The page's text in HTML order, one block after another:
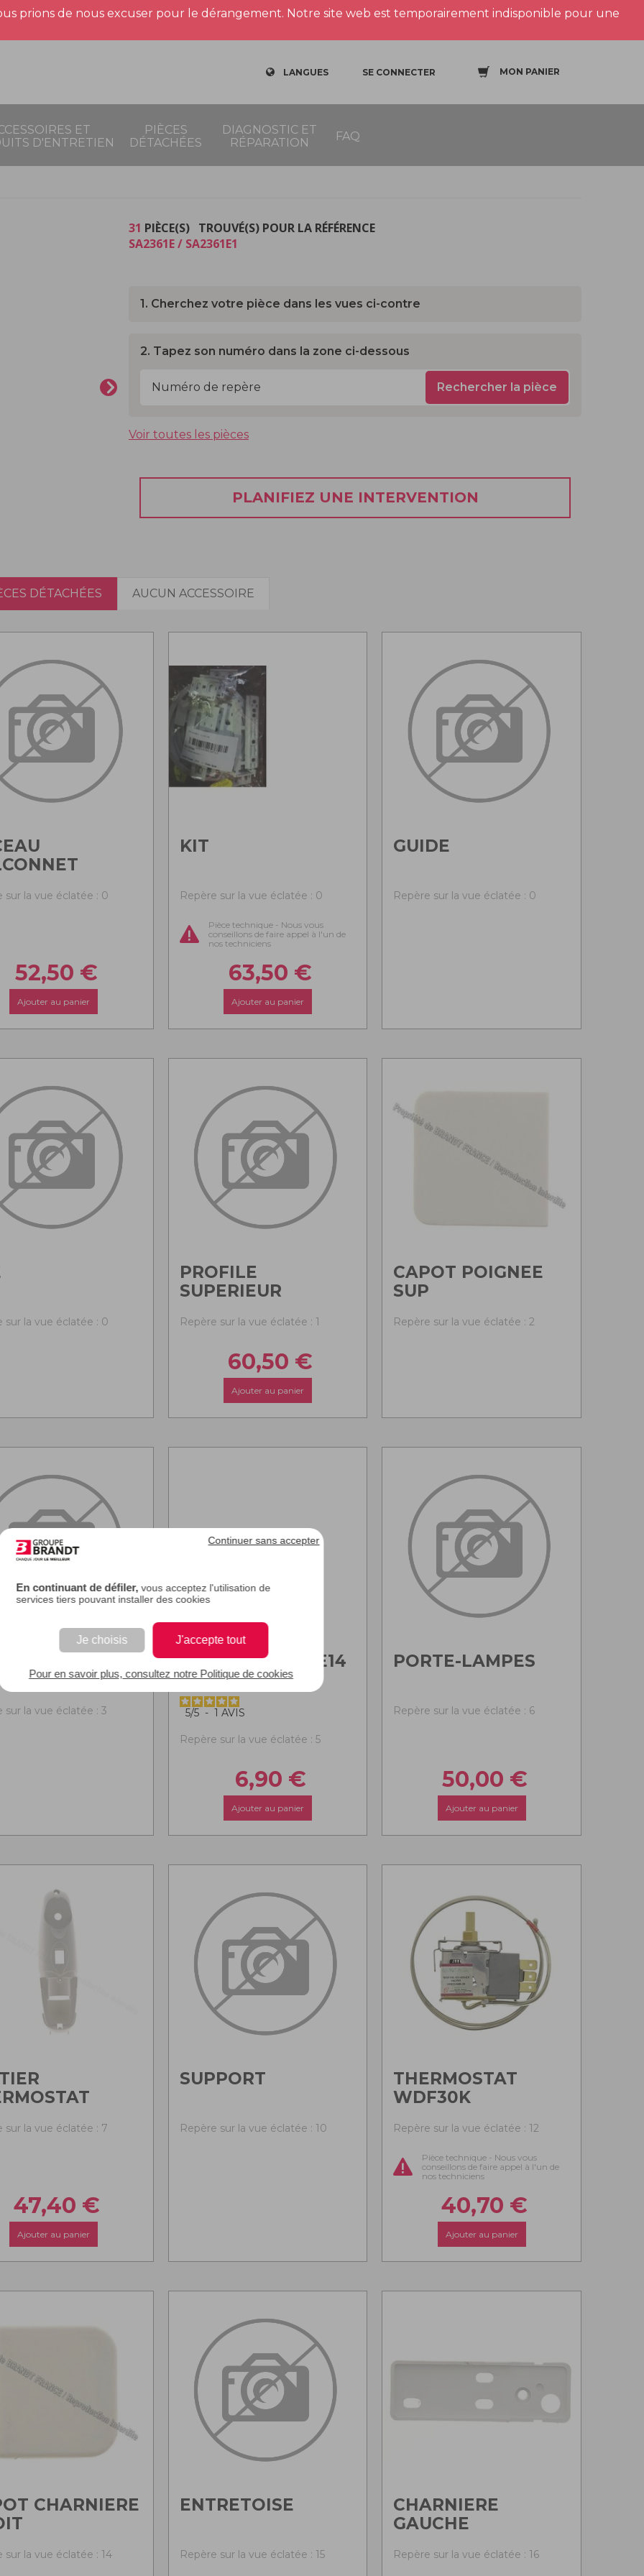
En continuant de défiler, vous acceptez l'utilisation de
services tiers pouvant installer des cookies
Je choisis J'accepte tout
Continuer sans accepter
Pour en savoir plus, consultez notre Politique de cookies
prions de nous excuser pour le dérangement. Notre site web est temporairement indisponible pour une
LANGUES SE CONNECTER MON PANIER
ET
D'ENTRETIEN
PIÈCES
DÉTACHÉES
DIAGNOSTIC ET
RÉPARATION
FAQ
31 PIÈCE(S) TROUVÉ(S) POUR LA RÉFÉRENCE
SA2361E / SA2361E1
1. Cherchez votre pièce dans les vues ci-contre
2. Tapez son numéro dans la zone ci-dessous
Rechercher la pièce
Voir toutes les pièces
PLANIFIEZ UNE INTERVENTION
DÉTACHÉES AUCUN ACCESSOIRE
sur la vue éclatée : 0
52,50 €
Ajouter au panier
KIT
Repère sur la vue éclatée : 0
Pièce technique - Nous vous
conseillons de faire appel à l'un de
nos techniciens
63,50 €
Ajouter au panier
GUIDE
Repère sur la vue éclatée : 0
sur la vue éclatée : 0
PROFILE
SUPERIEUR
Repère sur la vue éclatée : 1
60,50 €
Ajouter au panier
CAPOT POIGNEE
SUP
Repère sur la vue éclatée : 2
sur la vue éclatée : 3
AMPOULE 15W E14
220V
5/5 - 1 AVIS
Repère sur la vue éclatée : 5
6,90 €
Ajouter au panier
PORTE-LAMPES
Repère sur la vue éclatée : 6
50,00 €
Ajouter au panier
sur la vue éclatée : 7
47,40 €
Ajouter au panier
SUPPORT
Repère sur la vue éclatée : 10
THERMOSTAT
WDF30K
Repère sur la vue éclatée : 12
Pièce technique - Nous vous
conseillons de faire appel à l'un de
nos techniciens
40,70 €
Ajouter au panier
CHARNIERE
sur la vue éclatée : 14
ENTRETOISE
Repère sur la vue éclatée : 15
CHARNIERE
GAUCHE
Repère sur la vue éclatée : 16